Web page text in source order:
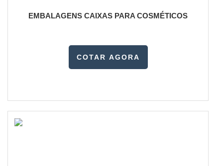
EMBALAGENS CAIXAS PARA COSMÉTICOS
COTAR AGORA